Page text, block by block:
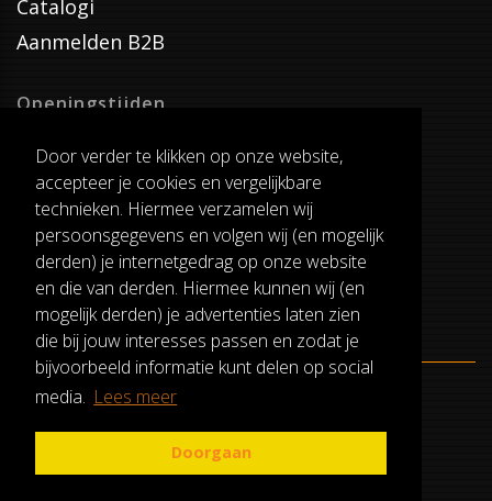
Door verder te klikken op onze website,
accepteer je cookies en vergelijkbare
technieken. Hiermee verzamelen wij
persoonsgegevens en volgen wij (en mogelijk
derden) je internetgedrag op onze website
en die van derden. Hiermee kunnen wij (en
mogelijk derden) je advertenties laten zien
die bij jouw interesses passen en zodat je
bijvoorbeeld informatie kunt delen op social
media. Lees meer
Doorgaan
Catalogi
Aanmelden B2B
Openingstijden
Dinsdag T/M Zaterdag
van 8:00-17:00
Verzenddagen
Dinsdag T/M Vrijdag
Pauze
12:30-13:00
ALGEMENE VOORWAARDEN
RUILEN EN RETOURNEREN